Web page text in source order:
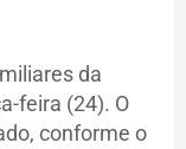
da
feira (24). O
conforme o